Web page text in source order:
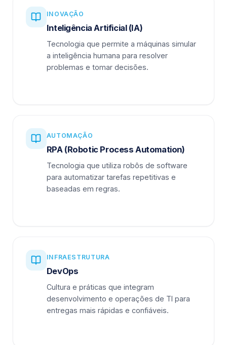
INOVAÇÃO
Inteligência Artificial (IA)
Tecnologia que permite a máquinas simular
a inteligência humana para resolver
problemas e tomar decisões.
AUTOMAÇÃO
RPA (Robotic Process Automation)
Tecnologia que utiliza robôs de software
para automatizar tarefas repetitivas e
baseadas em regras.
INFRAESTRUTURA
DevOps
Cultura e práticas que integram
desenvolvimento e operações de TI para
entregas mais rápidas e confiáveis.